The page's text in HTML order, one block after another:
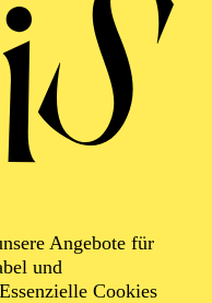
Angebote für
und
Cookies
Ort